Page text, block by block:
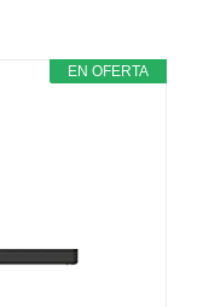
EN OFERTA